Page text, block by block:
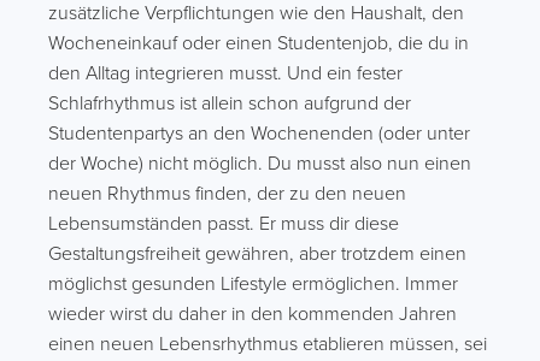
zusätzliche Verpflichtungen wie den Haushalt, den
Wocheneinkauf oder einen Studentenjob, die du in
den Alltag integrieren musst. Und ein fester
Schlafrhythmus ist allein schon aufgrund der
Studentenpartys an den Wochenenden (oder unter
der Woche) nicht möglich. Du musst also nun einen
neuen Rhythmus finden, der zu den neuen
Lebensumständen passt. Er muss dir diese
Gestaltungsfreiheit gewähren, aber trotzdem einen
möglichst gesunden Lifestyle ermöglichen. Immer
wieder wirst du daher in den kommenden Jahren
einen neuen Lebensrhythmus etablieren müssen, sei